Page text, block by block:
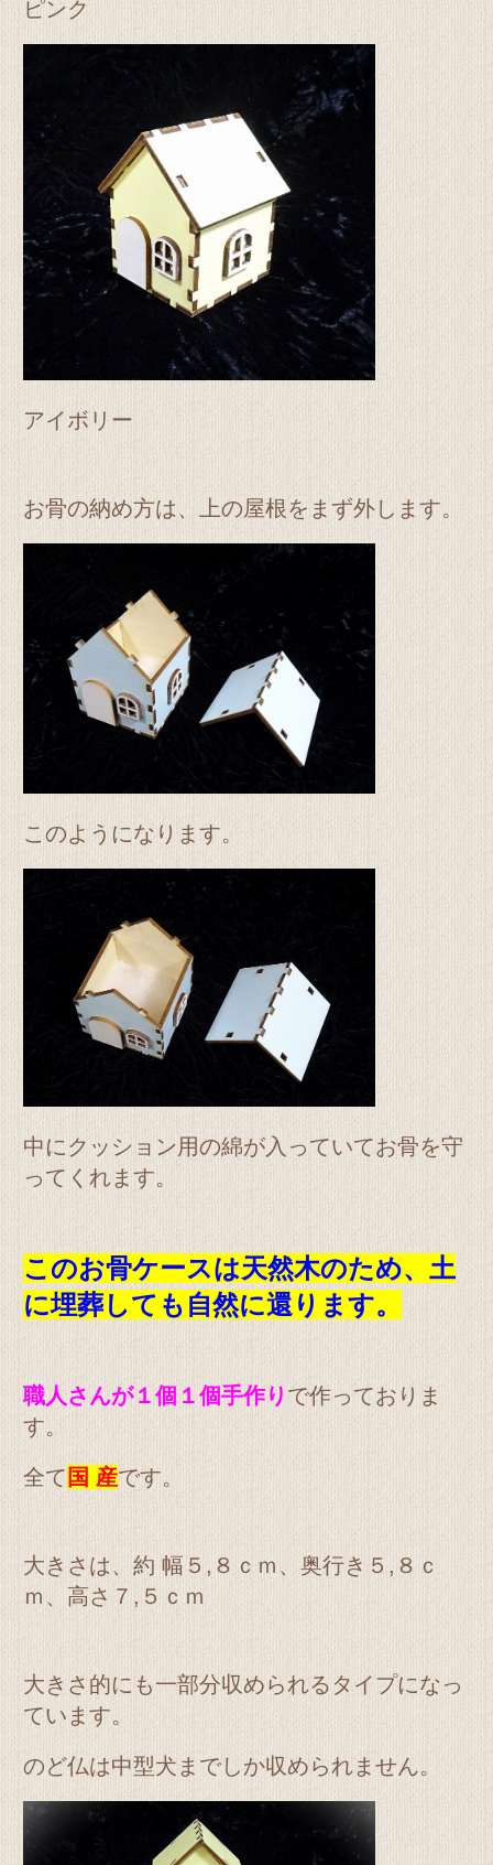
ピンク
アイボリー
お骨の納め方は、上の屋根をまず外します。
このようになります。
中にクッション用の綿が入っていてお骨を守
ってくれます。
このお骨ケースは天然木のため、土
に埋葬しても自然に還ります。
職人さんが１個１個手作り で作っておりま
す。
全て 国 産です。
大きさは、約 幅５,８ｃｍ、奥行き５,８ｃ
ｍ、高さ７,５ｃｍ
大きさ的にも一部分収められるタイプになっ
ています。
のど仏は中型犬までしか収められません。